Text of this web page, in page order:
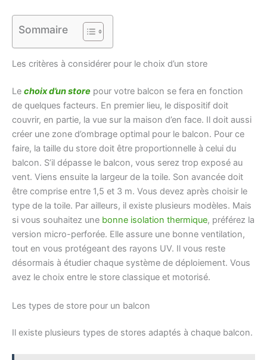
Sommaire
Les critères à considérer pour le choix d’un store
Le choix d’un store pour votre balcon se fera en fonction
de quelques facteurs. En premier lieu, le dispositif doit
couvrir, en partie, la vue sur la maison d’en face. Il doit aussi
créer une zone d’ombrage optimal pour le balcon. Pour ce
faire, la taille du store doit être proportionnelle à celui du
balcon. S’il dépasse le balcon, vous serez trop exposé au
vent. Viens ensuite la largeur de la toile. Son avancée doit
être comprise entre 1,5 et 3 m. Vous devez après choisir le
type de la toile. Par ailleurs, il existe plusieurs modèles. Mais
si vous souhaitez une bonne isolation thermique, préférez la
version micro-perforée. Elle assure une bonne ventilation,
tout en vous protégeant des rayons UV. Il vous reste
désormais à étudier chaque système de déploiement. Vous
avez le choix entre le store classique et motorisé.
Les types de store pour un balcon
Il existe plusieurs types de stores adaptés à chaque balcon.